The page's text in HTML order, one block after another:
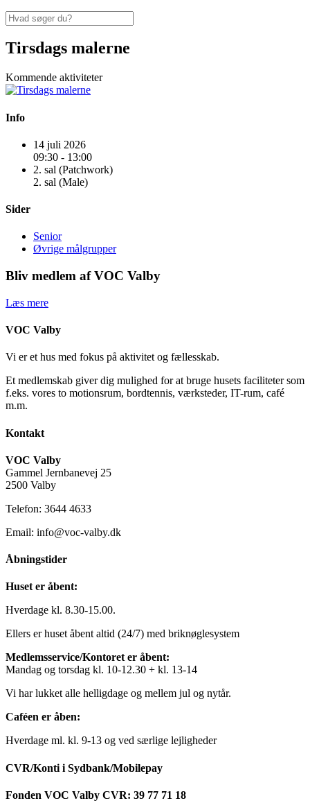
Tirsdags malerne
Kommende aktiviteter
Info
14 juli 2026
09:30 - 13:00
2. sal (Patchwork)
2. sal (Male)
Sider
Senior
Øvrige målgrupper
Bliv medlem af VOC Valby
Læs mere
VOC Valby
Vi er et hus med fokus på aktivitet og fællesskab.
Et medlemskab giver dig mulighed for at bruge husets faciliteter som
f.eks. vores to motionsrum, bordtennis, værksteder, IT-rum, café
m.m.
Kontakt
VOC Valby
Gammel Jernbanevej 25
2500 Valby
Telefon: 3644 4633
Email: info@voc-valby.dk
Åbningstider
Huset er åbent:
Hverdage kl. 8.30-15.00.
Ellers er huset åbent altid (24/7) med briknøglesystem
Medlemsservice/Kontoret er åbent:
Mandag og torsdag kl. 10-12.30 + kl. 13-14
Vi har lukket alle helligdage og mellem jul og nytår.
Caféen er åben:
Hverdage ml. kl. 9-13 og ved særlige lejligheder
CVR/Konti i Sydbank/Mobilepay
Fonden VOC Valby CVR: 39 77 71 18